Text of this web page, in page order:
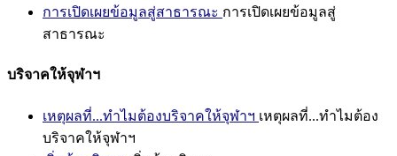
การเปิดเผยข้อมูลสู่สาธารณะ การเปิดเผยข้อมูลสู่
สาธารณะ
บริจาคให้จุฬาฯ
เหตุผลที่...ทำไมต้องบริจาคให้จุฬาฯ เหตุผลที่...ทำไมต้อง
บริจาคให้จุฬาฯ